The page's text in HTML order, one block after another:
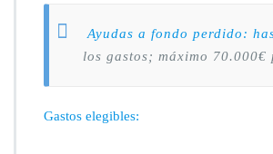
Ayudas a fondo perdido:
los gastos; máximo 70.000€
Gastos elegibles: